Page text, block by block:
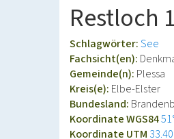
Restloch
Schlagwörter:See
Fachsicht(en):
Gemeinde(n): Plessa
Kreis(e): Elbe-Elster
Bundesland:
Koordinate WGS84
Koordinate UTM